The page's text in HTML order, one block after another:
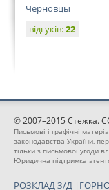
Черновцы
відгуків:22
© 2007–2015 Стежка.
Письмові і графічні
законодавства України,
тільки з письмової угоди
Юридична підтримка
РОЗКЛАД З/Д |